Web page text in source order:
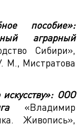
пособие»:
аграрный
Сибири»,
М., Мистратова
ООО
«Владимир
Живопись»,